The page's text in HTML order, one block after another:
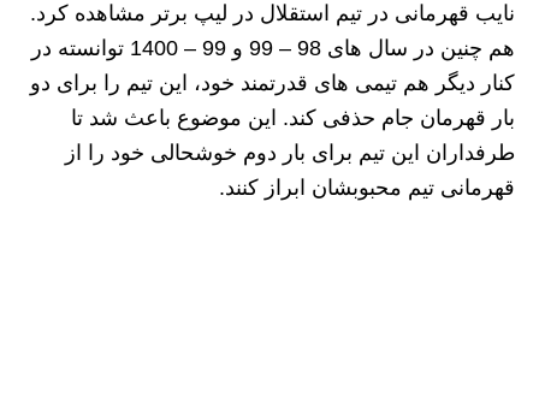
نایب قهرمانی در تیم استقلال در لیپ برتر مشاهده کرد.
هم چنین در سال های 98 – 99 و 99 – 1400 توانسته در
کنار دیگر هم تیمی های قدرتمند خود، این تیم را برای دو
بار قهرمان جام حذفی کند. این موضوع باعث شد تا
طرفداران این تیم برای بار دوم خوشحالی خود را از
قهرمانی تیم محبوبشان ابراز کنند.